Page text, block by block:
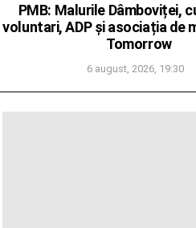
PMB: Malurile Dâmboviței,
voluntari, ADP și asociația de
Tomorrow
6 august, 2026, 19:30